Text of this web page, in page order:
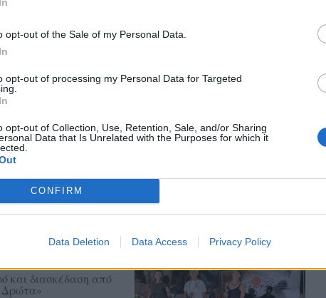
opt-out of the Sale of my Personal Data.
opt-out of processing my Personal Data for Targeted
opt-out of Collection, Use, Retention, Sale, and/or Sharing
Data that Is Unrelated with the Purposes for which it
CONFIRM
Data Deletion Data Access Privacy Policy
και διευθυντή του
στο «Χάνι» της
παραλία της
και διασκέδαση από
Δρώτα»